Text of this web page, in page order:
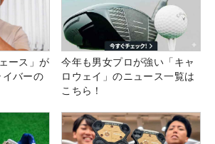
ース」が
バーの
今年も男女プロが強い「キャ
ロウェイ」のニュース一覧は
こちら！